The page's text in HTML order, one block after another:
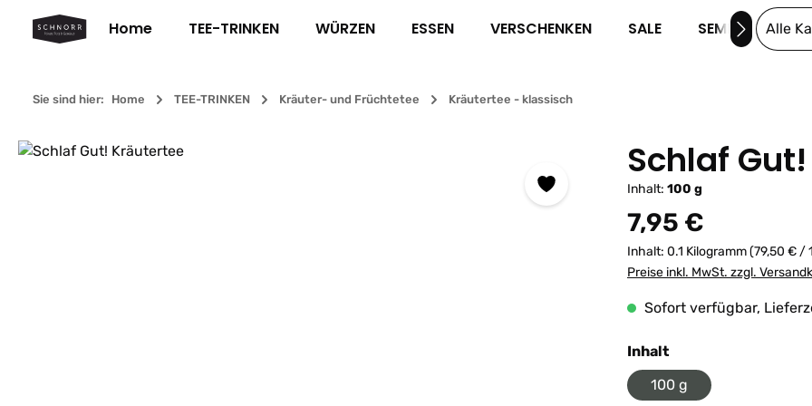
Hauptinhalt springen
Zur Suche springen
Zur Hauptnavigation springen
Home TEE-TRINKEN WÜRZEN ESSEN VERSCHENKEN SALE SEMINAREAlle
Sie sind hier: Home TEE-TRINKEN Kräuter- und Früchtetee Kräutertee - klassisch
Bildergalerie überspringen Schlaf
Inhalt: 100 g
Regulärer Preis:
7,95 €
Inhalt: 0.1 Kilogramm(79,50 € /
Preise inkl. MwSt. zzgl.
Sofort verfügbar,
Inhaltauswählen
100 g